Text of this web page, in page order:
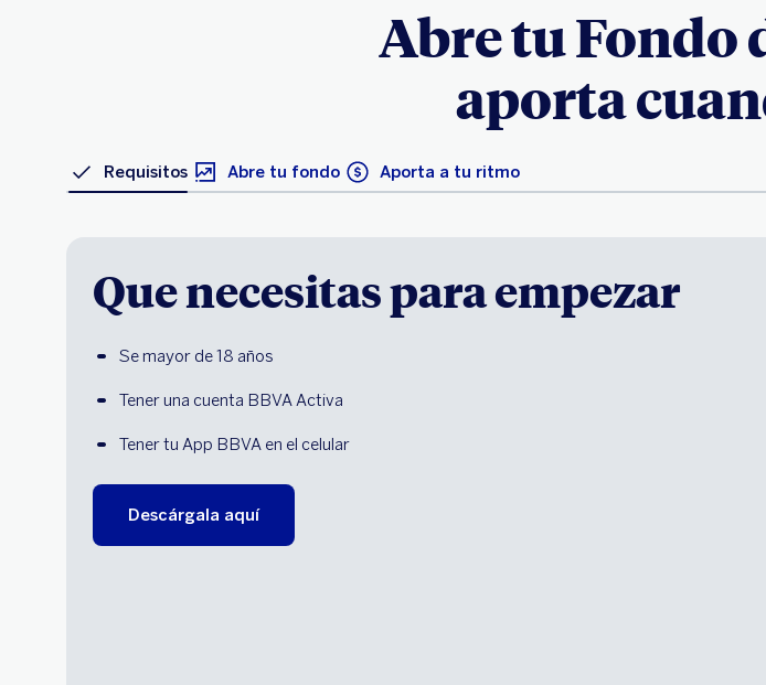
Abre tu Fondo
aporta
Requisitos Abre tu fondo Aporta a tu ritmo
Que necesitas para empezar
Se mayor de 18 años
Tener una cuenta BBVA Activa
Tener tu App BBVA en el celular
Descárgala aquí